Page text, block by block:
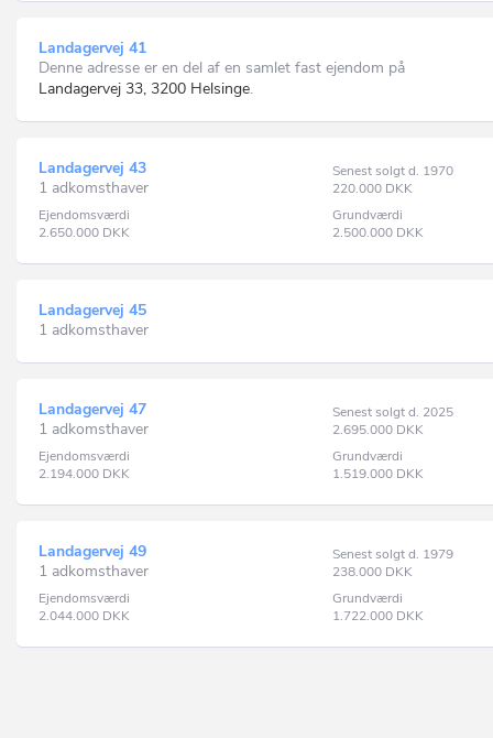
Landagervej 41
Denne adresse er en del af en samlet fast ejendom på
Landagervej 33, 3200 Helsinge.
Landagervej 43
1 adkomsthaver
Senest solgt d. 1970
220.000 DKK
Ejendomsværdi
2.650.000 DKK
Grundværdi
2.500.000 DKK
Landagervej 45
1 adkomsthaver
Landagervej 47
1 adkomsthaver
Senest solgt d. 2025
2.695.000 DKK
Ejendomsværdi
2.194.000 DKK
Grundværdi
1.519.000 DKK
Landagervej 49
1 adkomsthaver
Senest solgt d. 1979
238.000 DKK
Ejendomsværdi
2.044.000 DKK
Grundværdi
1.722.000 DKK